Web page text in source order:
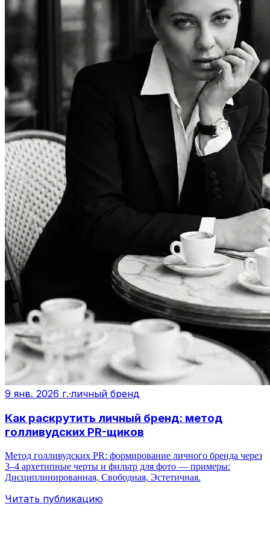
9 янв. 2026 г.·личный бренд
Как раскрутить личный бренд: метод
голливудских PR-щиков
Метод голливудских PR: формирование личного бренда через
3–4 архетипные черты и фильтр для фото — примеры:
Дисциплинированная, Свободная, Эстетичная.
Читать публикацию